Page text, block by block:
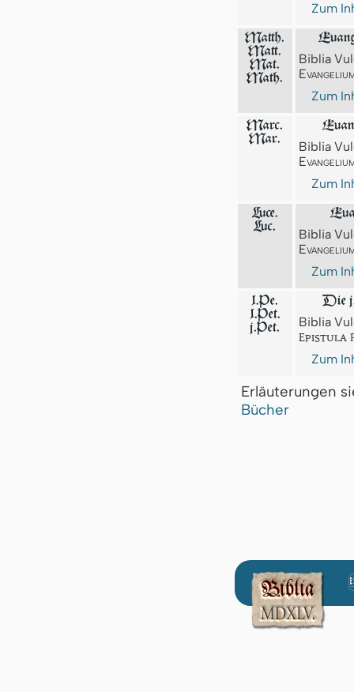
Zum
Matth.
Matt.
Mat.
Math.
Biblia
Zum
Marc.
Mar.
Biblia
Zum
Luce.
Luc.
Biblia
Zum
1.Pe.
1.Pet.
j.Pet.
Die
Biblia
Epistula
Zum
Erläuterungen
Bücher